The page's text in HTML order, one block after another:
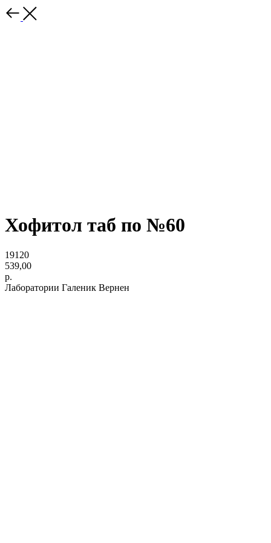
Хофитол таб по №60
19120
539,00
р.
Лаборатории Галеник Вернен